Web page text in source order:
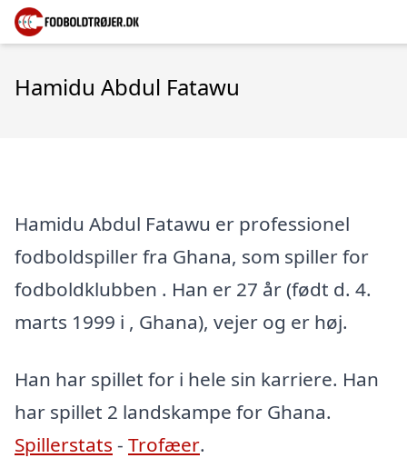
Hamidu Abdul Fatawu
Hamidu Abdul Fatawu er professionel
fodboldspiller fra Ghana, som spiller for
fodboldklubben . Han er 27 år (født d. 4.
marts 1999 i , Ghana), vejer og er høj.
Han har spillet for i hele sin karriere. Han
har spillet 2 landskampe for Ghana.
Spillerstats - Trofæer.